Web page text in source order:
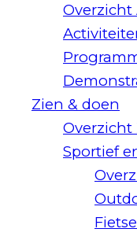
Overzicht
Zien & doen
Overzicht
Sportief